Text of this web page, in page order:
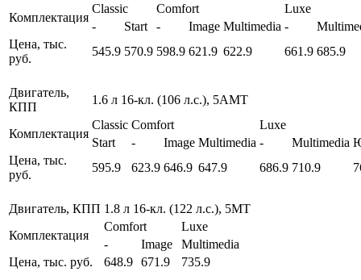
Комплектация
Classic Comfort
Luxe
-
Start - Image Multimedia -
Цена, тыс.
руб.
545.9 570.9 598.9 621.9 622.9 661.9 685.9
Двигатель,
КПП
1.6 л 16-кл. (106 л.с.), 5АМТ
Комплектация
Classic Comfort
Luxe
Start
- Image Multimedia - Multimedia
Цена, тыс.
руб.
595.9 623.9 646.9 647.9 686.9 710.9
Двигатель, КПП 1.8 л 16-кл. (122 л.с.), 5МТ
Комплектация
Comfort
Luxe
-
Image
Multimedia
Цена, тыс. руб.
648.9 671.9 735.9